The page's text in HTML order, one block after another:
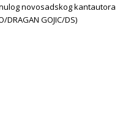
novosadskog kantautora
DRAGAN GOJIC/DS)